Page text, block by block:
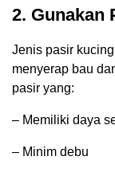
2. Gunakan
Jenis pasir
menyerap bau
pasir yang:
– Memiliki daya
– Minim debu